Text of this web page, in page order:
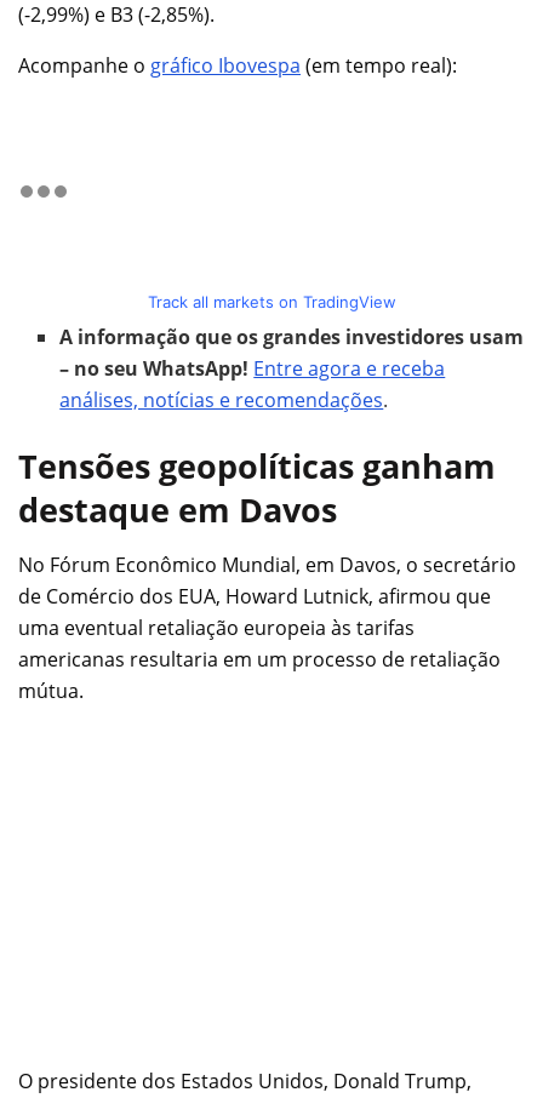
(-2,99%) e B3 (-2,85%).
Acompanhe o gráfico Ibovespa (em tempo real):
Track all markets on TradingView
A informação que os grandes investidores usam
– no seu WhatsApp! Entre agora e receba
análises, notícias e recomendações.
Tensões geopolíticas ganham
destaque em Davos
No Fórum Econômico Mundial, em Davos, o secretário
de Comércio dos EUA, Howard Lutnick, afirmou que
uma eventual retaliação europeia às tarifas
americanas resultaria em um processo de retaliação
mútua.
O presidente dos Estados Unidos, Donald Trump,